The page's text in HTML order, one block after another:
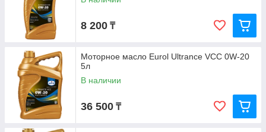
производительность и экономичность.
Специальные масла Eurol
автомобилей, масла для автоматических трансмиссий
и другие типы специализированных масел.
8 200 ₸
Моторное масло Eurol Ultrance VCC 0W-20
5л
В наличии
36 500 ₸